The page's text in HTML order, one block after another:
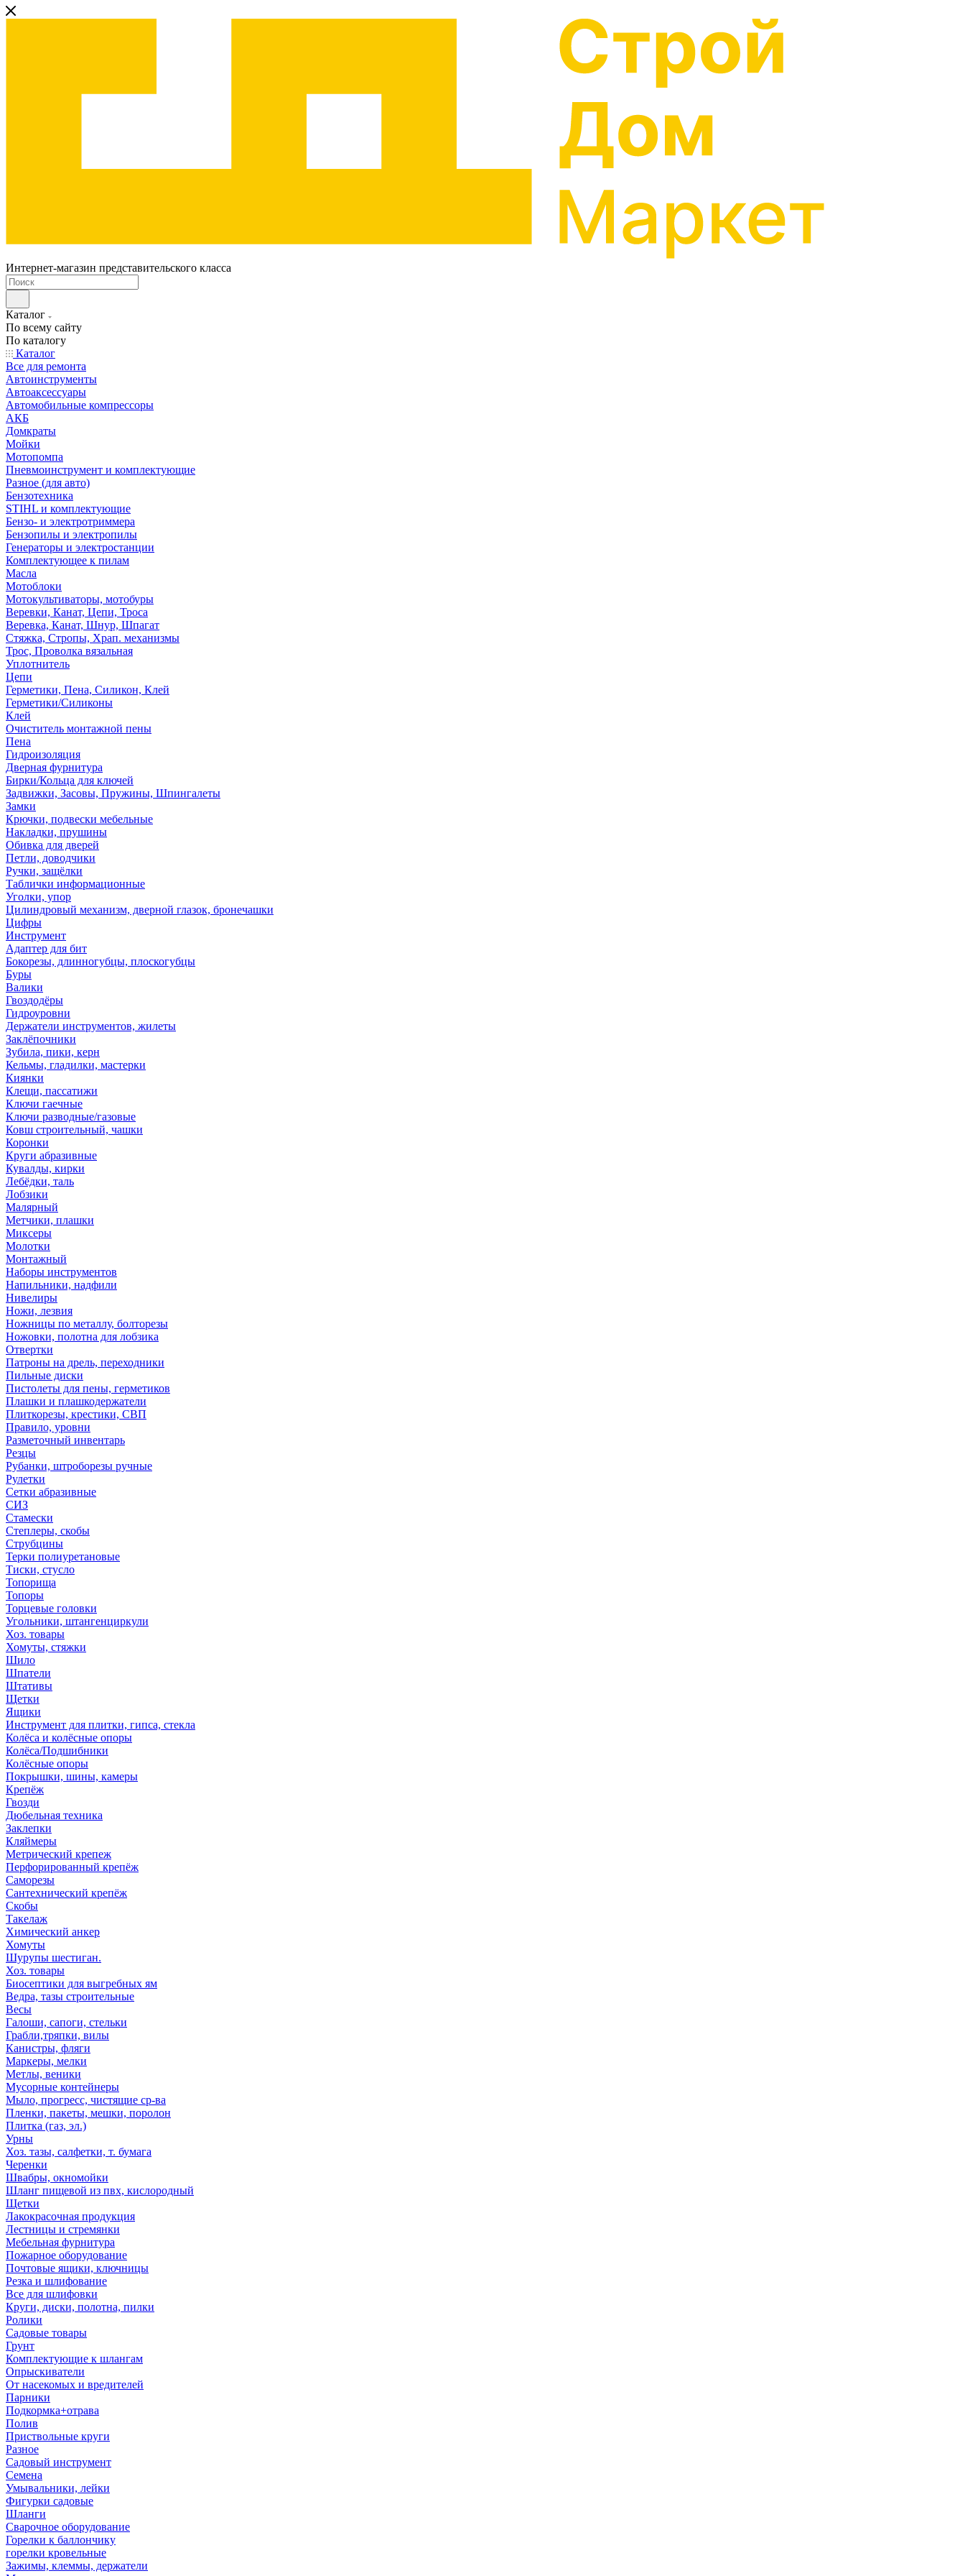
Интернет-магазин представительского класса
Каталог
По всему сайту
По каталогу
Каталог
Все для ремонта
Автоинструменты
Автоаксессуары
Автомобильные компрессоры
АКБ
Домкраты
Мойки
Мотопомпа
Пневмоинструмент и комплектующие
Разное (для авто)
Бензотехника
STIHL и комплектующие
Бензо- и электротриммера
Бензопилы и электропилы
Генераторы и электростанции
Комплектующее к пилам
Масла
Мотоблоки
Мотокультиваторы, мотобуры
Веревки, Канат, Цепи, Троса
Веревка, Канат, Шнур, Шпагат
Стяжка, Стропы, Храп. механизмы
Трос, Проволка вязальная
Уплотнитель
Цепи
Герметики, Пена, Силикон, Клей
Герметики/Силиконы
Клей
Очиститель монтажной пены
Пена
Гидроизоляция
Дверная фурнитура
Бирки/Кольца для ключей
Задвижки, Засовы, Пружины, Шпингалеты
Замки
Крючки, подвески мебельные
Накладки, прушины
Обивка для дверей
Петли, доводчики
Ручки, защёлки
Таблички информационные
Уголки, упор
Цилиндровый механизм, дверной глазок, бронечашки
Цифры
Инструмент
Адаптер для бит
Бокорезы, длинногубцы, плоскогубцы
Буры
Валики
Гвоздодёры
Гидроуровни
Держатели инструментов, жилеты
Заклёпочники
Зубила, пики, керн
Кельмы, гладилки, мастерки
Киянки
Клещи, пассатижи
Ключи гаечные
Ключи разводные/газовые
Ковш строительный, чашки
Коронки
Круги абразивные
Кувалды, кирки
Лебёдки, таль
Лобзики
Малярный
Метчики, плашки
Миксеры
Молотки
Монтажный
Наборы инструментов
Напильники, надфили
Нивелиры
Ножи, лезвия
Ножницы по металлу, болторезы
Ножовки, полотна для лобзика
Отвертки
Патроны на дрель, переходники
Пильные диски
Пистолеты для пены, герметиков
Плашки и плашкодержатели
Плиткорезы, крестики, СВП
Правило, уровни
Разметочный инвентарь
Резцы
Рубанки, штроборезы ручные
Рулетки
Сетки абразивные
СИЗ
Стамески
Степлеры, скобы
Струбцины
Терки полиуретановые
Тиски, стусло
Топорища
Топоры
Торцевые головки
Угольники, штангенциркули
Хоз. товары
Хомуты, стяжки
Шило
Шпатели
Штативы
Щетки
Ящики
Инструмент для плитки, гипса, стекла
Колёса и колёсные опоры
Колёса/Подшибники
Колёсные опоры
Покрышки, шины, камеры
Крепёж
Гвозди
Дюбельная техника
Заклепки
Кляймеры
Метрический крепеж
Перфорированный крепёж
Саморезы
Сантехнический крепёж
Скобы
Такелаж
Химический анкер
Хомуты
Шурупы шестиган.
Хоз. товары
Биосептики для выгребных ям
Ведра, тазы строительные
Весы
Галоши, сапоги, стельки
Грабли,тряпки, вилы
Канистры, фляги
Маркеры, мелки
Метлы, веники
Мусорные контейнеры
Мыло, прогресс, чистящие ср-ва
Пленки, пакеты, мешки, поролон
Плитка (газ, эл.)
Урны
Хоз. тазы, салфетки, т. бумага
Черенки
Швабры, окномойки
Шланг пищевой из пвх, кислородный
Щетки
Лакокрасочная продукция
Лестницы и стремянки
Мебельная фурнитура
Пожарное оборудование
Почтовые ящики, ключницы
Резка и шлифование
Все для шлифовки
Круги, диски, полотна, пилки
Ролики
Садовые товары
Грунт
Комплектующие к шлангам
Опрыскиватели
От насекомых и вредителей
Парники
Подкормка+отрава
Полив
Приствольные круги
Разное
Садовый инструмент
Семена
Умывальники, лейки
Фигурки садовые
Шланги
Сварочное оборудование
Горелки к баллончику
горелки кровельные
Зажимы, клеммы, держатели